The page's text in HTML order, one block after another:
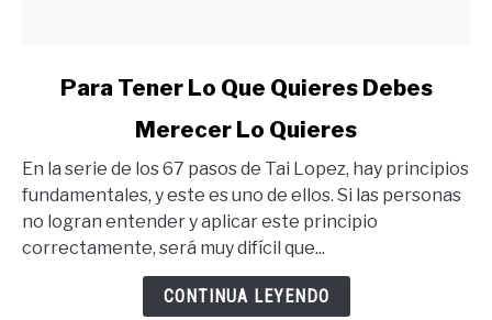
Tener
Lo
Que
Quieres
Para Tener Lo Que Quieres Debes
Merecer Lo Quieres
En la serie de los 67 pasos de Tai Lopez, hay principios
fundamentales, y este es uno de ellos. Si las personas
no logran entender y aplicar este principio
correctamente, será muy difícil que...
CONTINUA LEYENDO